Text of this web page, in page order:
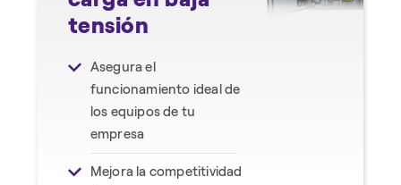
tensión
Asegura el
funcionamiento ideal de
los equipos de tu
empresa
Mejora la competitividad